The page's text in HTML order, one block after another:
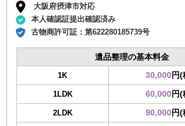
大阪府摂津市対応
本人確認証提出確認済み
古物商許可証：第622280185739号
遺品整理の基本料金
1K 30,000円
1LDK 60,000円
2LDK 90,000円